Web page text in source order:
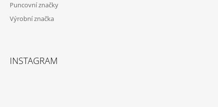
Puncovní značky
Výrobní značka
INSTAGRAM